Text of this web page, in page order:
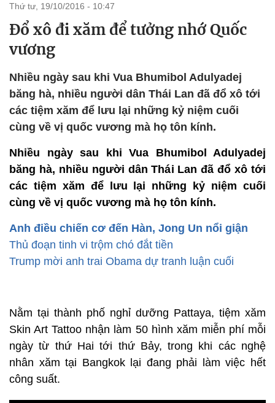
thứ tư, 19/10/2016 - 10:47
Đổ xô đi xăm để tưởng nhớ Quốc
vương
Nhiều ngày sau khi Vua Bhumibol Adulyadej
băng hà, nhiều người dân Thái Lan đã đổ xô tới
các tiệm xăm để lưu lại những kỷ niệm cuối
cùng về vị quốc vương mà họ tôn kính.
Nhiều ngày sau khi Vua Bhumibol Adulyadej
băng hà, nhiều người dân Thái Lan đã đổ xô tới
các tiệm xăm để lưu lại những kỷ niệm cuối
cùng về vị quốc vương mà họ tôn kính.
Anh điều chiến cơ đến Hàn, Jong Un nổi giận
Thủ đoạn tinh vi trộm chó đắt tiền
Trump mời anh trai Obama dự tranh luận cuối
Nằm tại thành phố nghỉ dưỡng Pattaya, tiệm xăm
Skin Art Tattoo nhận làm 50 hình xăm miễn phí mỗi
ngày từ thứ Hai tới thứ Bảy, trong khi các nghệ
nhân xăm tại Bangkok lại đang phải làm việc hết
công suất.